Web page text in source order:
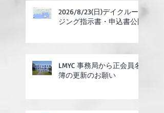
2026/8/23(日)デイクルー
ジング指示書・申込書公開
LMYC 事務局から正会員名
簿の更新のお願い